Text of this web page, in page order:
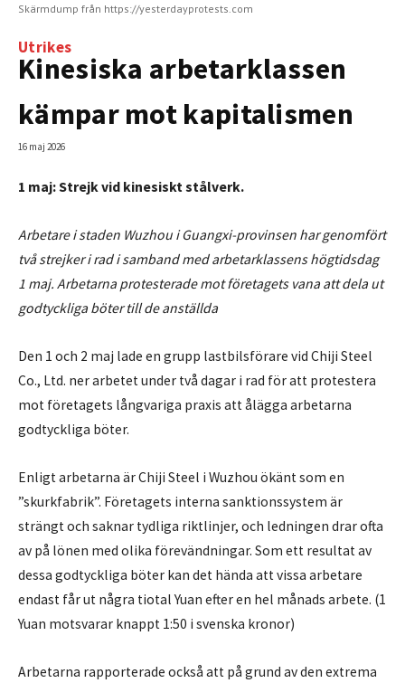
Skärmdump från https://yesterdayprotests.com
Utrikes
Kinesiska arbetarklassen
kämpar mot kapitalismen
16 maj 2026
1 maj:Strejk vid kinesiskt stålverk.
Arbetare i staden Wuzhou i Guangxi-provinsen har genomfört
två strejker i rad i samband med arbetarklassens högtidsdag
1 maj. Arbetarna protesterade mot företagets vana att dela ut
godtyckliga böter till de anställda
Den 1 och 2 maj lade en grupp lastbilsförare vid Chiji Steel
Co., Ltd. ner arbetet under två dagar i rad för att protestera
mot företagets långvariga praxis att ålägga arbetarna
godtyckliga böter.
Enligt arbetarna är Chiji Steel i Wuzhou ökänt som en
”skurkfabrik”. Företagets interna sanktionssystem är
strängt och saknar tydliga riktlinjer, och ledningen drar ofta
av på lönen med olika förevändningar. Som ett resultat av
dessa godtyckliga böter kan det hända att vissa arbetare
endast får ut några tiotal Yuan efter en hel månads arbete. (1
Yuan motsvarar knappt 1:50 i svenska kronor)
Arbetarna rapporterade också att på grund av den extrema